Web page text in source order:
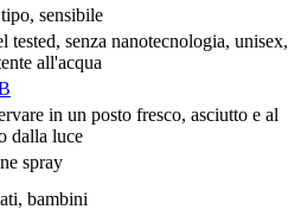
sensibile
tested, senza nanotecnologia, unisex,
all'acqua
in un posto fresco, asciutto e al
dalla luce
spray
bambini